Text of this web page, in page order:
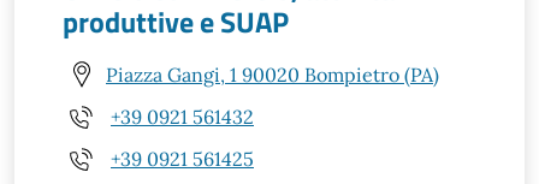
produttive e SUAP
Piazza Gangi, 1 90020 Bompietro (PA)
+39 0921 561432
+39 0921 561425